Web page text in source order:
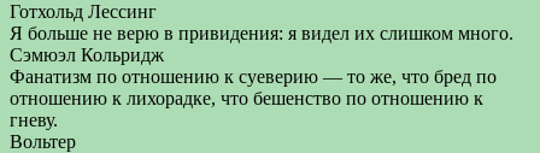
Готхольд Лессинг
Я больше не верю в привидения: я видел их слишком много.
Сэмюэл Кольридж
Фанатизм по отношению к суеверию — то же, что бред по
отношению к лихорадке, что бешенство по отношению к
гневу.
Вольтер